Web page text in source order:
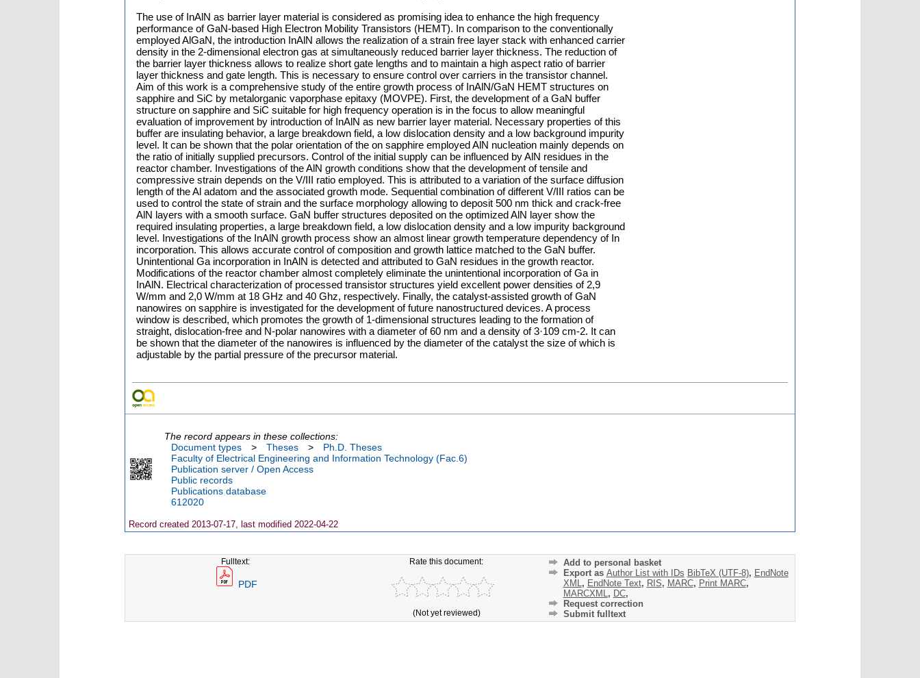
The use of InAlN as barrier layer material is considered as promising idea to enhance the high frequency
performance of GaN-based High Electron Mobility Transistors (HEMT). In comparison to the conventionally
employed AlGaN, the introduction InAlN allows the realization of a strain free layer stack with enhanced carrier
density in the 2-dimensional electron gas at simultaneously reduced barrier layer thickness. The reduction of
the barrier layer thickness allows to realize short gate lengths and to maintain a high aspect ratio of barrier
layer thickness and gate length. This is necessary to ensure control over carriers in the transistor channel.
Aim of this work is a comprehensive study of the entire growth process of InAlN/GaN HEMT structures on
sapphire and SiC by metalorganic vaporphase epitaxy (MOVPE). First, the development of a GaN buffer
structure on sapphire and SiC suitable for high frequency operation is in the focus to allow meaningful
evaluation of improvement by introduction of InAlN as new barrier layer material. Necessary properties of this
buffer are insulating behavior, a large breakdown field, a low dislocation density and a low background impurity
level. It can be shown that the polar orientation of the on sapphire employed AlN nucleation mainly depends on
the ratio of initially supplied precursors. Control of the initial supply can be influenced by AlN residues in the
reactor chamber. Investigations of the AlN growth conditions show that the development of tensile and
compressive strain depends on the V/III ratio employed. This is attributed to a variation of the surface diffusion
length of the Al adatom and the associated growth mode. Sequential combination of different V/III ratios can be
used to control the state of strain and the surface morphology allowing to deposit 500 nm thick and crack-free
AlN layers with a smooth surface. GaN buffer structures deposited on the optimized AlN layer show the
required insulating properties, a large breakdown field, a low dislocation density and a low impurity background
level. Investigations of the InAlN growth process show an almost linear growth temperature dependency of In
incorporation. This allows accurate control of composition and growth lattice matched to the GaN buffer.
Unintentional Ga incorporation in InAlN is detected and attributed to GaN residues in the growth reactor.
Modifications of the reactor chamber almost completely eliminate the unintentional incorporation of Ga in
InAlN. Electrical characterization of processed transistor structures yield excellent power densities of 2,9
W/mm and 2,0 W/mm at 18 GHz and 40 Ghz, respectively. Finally, the catalyst-assisted growth of GaN
nanowires on sapphire is investigated for the development of future nanostructured devices. A process
window is described, which promotes the growth of 1-dimensional structures leading to the formation of
straight, dislocation-free and N-polar nanowires with a diameter of 60 nm and a density of 3·109 cm-2. It can
be shown that the diameter of the nanowires is influenced by the diameter of the catalyst the size of which is
adjustable by the partial pressure of the precursor material.
The record appears in these collections:
Document types
> Theses >
Ph.D. Theses
Faculty of Electrical Engineering and Information Technology (Fac.6)
Publication server / Open Access
Public records
Publications database
612020
Record created 2013-07-17, last modified 2022-04-22
Fulltext:
PDF
Rate this document:
(Not yet reviewed)
Add to personal basket
Export as Author List with IDs BibTeX (UTF-8), EndNote
XML , EndNote Text, RIS, MARC, Print MARC,
MARCXML , DC,
Request correction
Submit fulltext